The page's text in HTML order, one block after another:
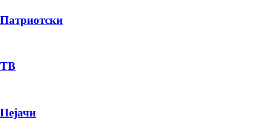
PRODUCT
ПЛАТИ ПРИ ДОСТАВА ВО КЕШ
Патриотски
ТВ
Пејачи